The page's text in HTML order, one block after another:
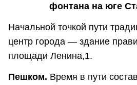
фонтана на юге
Начальной точкой пути
центр города — здание
площади Ленина,1.
Пешком. Время в пути